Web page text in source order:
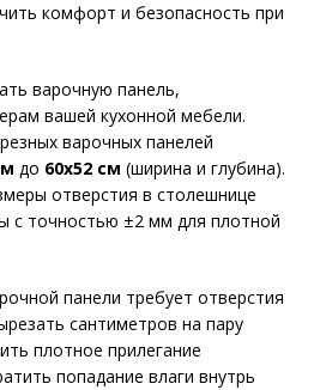
комфорт и безопасность при
варочную панель,
вашей кухонной мебели.
варочных панелей
до 60х52 см (ширина и глубина).
отверстия в столешнице
с точностью ±2 мм для плотной
панели требует отверстия
сантиметров на пару
плотное прилегание
попадание влаги внутрь